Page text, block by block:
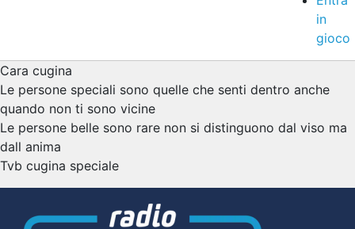
in
gioco
Cara cugina
Le persone speciali sono quelle che senti dentro anche
quando non ti sono vicine
Le persone belle sono rare non si distinguono dal viso ma
dall anima
Tvb cugina speciale